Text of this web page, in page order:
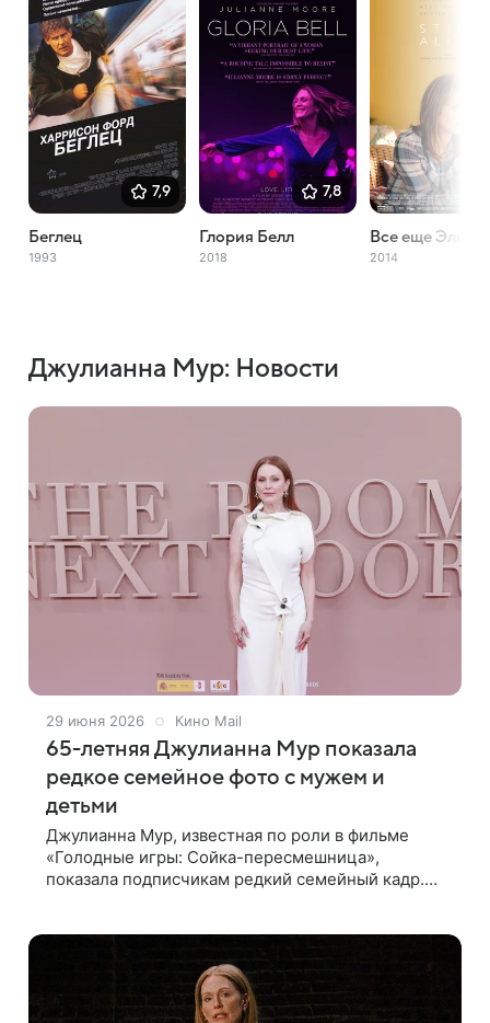
7,9
Беглец
1993
7,8
Глория Белл
2018
Все еще Элис
2014
Джулианна Мур: Новости
29 июня 2026 Кино Mail
65-летняя Джулианна Мур показала
редкое семейное фото с мужем и
детьми
Джулианна Мур, известная по роли в фильме
«Голодные игры: Сойка-пересмешница»,
показала подписчикам редкий семейный кадр.